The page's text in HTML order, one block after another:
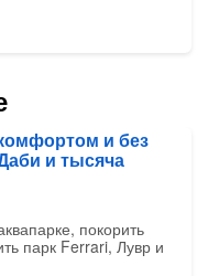
и без
и тысяча
покорить
парк Ferrari, Лувр и